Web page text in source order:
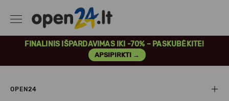
FINALINIS IŠPARDAVIMAS IKI -70% – PASKUBĖKITE!
APSIPIRKTI →
OPEN24